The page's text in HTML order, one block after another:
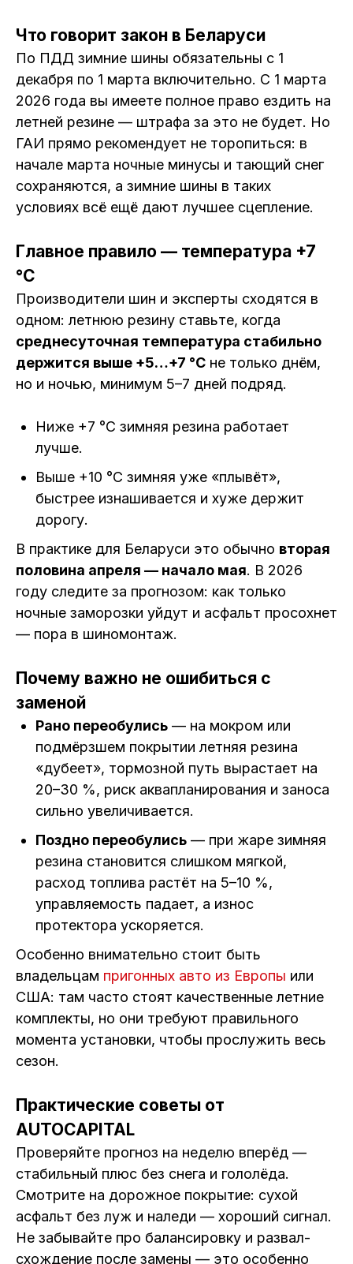
Что говорит закон в Беларуси
По ПДД зимние шины обязательны с 1
декабря по 1 марта включительно. С 1 марта
2026 года вы имеете полное право ездить на
летней резине — штрафа за это не будет. Но
ГАИ прямо рекомендует не торопиться: в
начале марта ночные минусы и тающий снег
сохраняются, а зимние шины в таких
условиях всё ещё дают лучшее сцепление.
Главное правило — температура +7
°C
Производители шин и эксперты сходятся в
одном: летнюю резину ставьте, когда
среднесуточная температура стабильно
держится выше +5…+7 °C не только днём,
но и ночью, минимум 5–7 дней подряд.
Ниже +7 °C зимняя резина работает
лучше.
Выше +10 °C зимняя уже «плывёт»,
быстрее изнашивается и хуже держит
дорогу.
В практике для Беларуси это обычно вторая
половина апреля — начало мая. В 2026
году следите за прогнозом: как только
ночные заморозки уйдут и асфальт просохнет
— пора в шиномонтаж.
Почему важно не ошибиться с
заменой
Рано переобулись — на мокром или
подмёрзшем покрытии летняя резина
«дубеет», тормозной путь вырастает на
20–30 %, риск аквапланирования и заноса
сильно увеличивается.
Поздно переобулись — при жаре зимняя
резина становится слишком мягкой,
расход топлива растёт на 5–10 %,
управляемость падает, а износ
протектора ускоряется.
Особенно внимательно стоит быть
владельцам пригонных авто из Европы или
США: там часто стоят качественные летние
комплекты, но они требуют правильного
момента установки, чтобы прослужить весь
сезон.
Практические советы от
AUTOCAPITAL
Проверяйте прогноз на неделю вперёд —
стабильный плюс без снега и гололёда.
Смотрите на дорожное покрытие: сухой
асфальт без луж и наледи — хороший сигнал.
Не забывайте про балансировку и развал-
схождение после замены — это особенно